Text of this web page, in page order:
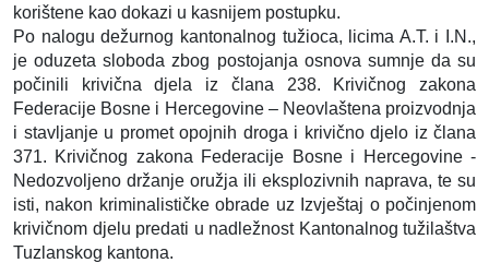
korištene kao dokazi u kasnijem postupku.
Po nalogu dežurnog kantonalnog tužioca, licima A.T. i I.N.,
je oduzeta sloboda zbog postojanja osnova sumnje da su
počinili krivična djela iz člana 238. Krivičnog zakona
Federacije Bosne i Hercegovine – Neovlaštena proizvodnja
i stavljanje u promet opojnih droga i krivično djelo iz člana
371. Krivičnog zakona Federacije Bosne i Hercegovine -
Nedozvoljeno držanje oružja ili eksplozivnih naprava, te su
isti, nakon kriminalističke obrade uz Izvještaj o počinjenom
krivičnom djelu predati u nadležnost Kantonalnog tužilaštva
Tuzlanskog kantona.